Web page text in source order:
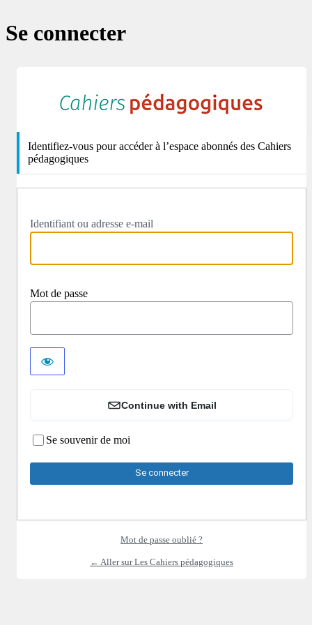
Se connecter
Identifiez-vous pour accéder à l’espace abonnés des Cahiers
pédagogiques
Identifiant ou adresse e-mail
Mot de passe
Continue with Email
Se souvenir de moi
Mot de passe oublié ?
← Aller sur Les Cahiers pédagogiques